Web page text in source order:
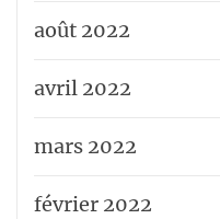
août 2022
avril 2022
mars 2022
février 2022